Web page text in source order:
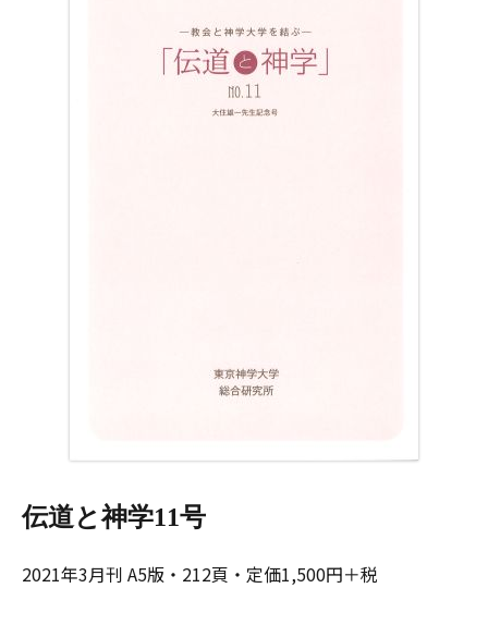
伝道と神学11号
2021年3月刊 A5版・212頁・定価1,500円＋税